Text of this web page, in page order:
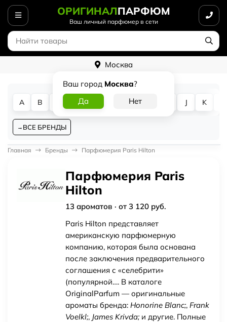
ОРИГИНАЛПАРФЮМ
Ваш личный парфюмер в сети
Москва
Ваш город Москва?
A B D G J K
ВСЕ БРЕНДЫ
Главная Бренды Парфюмерия Paris Hilton
Парфюмерия Paris
Hilton
13 ароматов · от 3 120 руб.
Paris Hilton представляет
американскую парфюмерную
компанию, которая была основана
после заключения предварительного
соглашения с «селебрити»
(популярной…. В каталоге
OriginalParfum — оригинальные
ароматы бренда: Honorine Blanc;, Frank
Voelkl;, James Krivda; и другие. Полные